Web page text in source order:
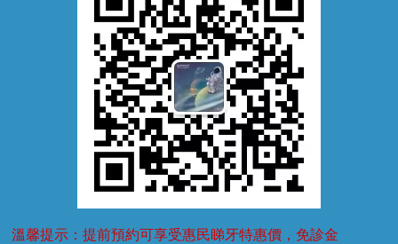
溫馨提示：提前預約可享受惠民睇牙特惠價，免診金